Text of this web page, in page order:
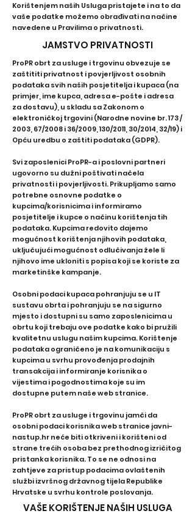
Korištenjem naših Usluga pristajete i na to da
vaše podatke možemo obrađivati ​​na načine
navedene u Pravilima o privatnosti.
JAMSTVO PRIVATNOSTI
ProPR obrt za usluge i trgovinu obvezuje se
zaštititi privatnost i povjerljivost osobnih
podataka svih naših posjetitelja i kupaca (na
primjer, ime kupca, adresa e-pošte i adresa
za dostavu), u skladu sa Zakonom o
elektroničkoj trgovini (Narodne novine br. 173 /
2003, 67/2008 i 36/2009, 130/2011, 30/2014, 32/19) i
Opću uredbu o zaštiti podataka (GDPR).
Svi zaposlenici ProPR-a i poslovni partneri
ugovorno su dužni poštivati ​​načela
privatnosti i povjerljivosti. Prikupljamo samo
potrebne osnovne podatke o
kupcima/korisnicima i informiramo
posjetitelje i kupce o načinu korištenja tih
podataka. Kupcima redovito dajemo
mogućnost korištenja njihovih podataka,
uključujući mogućnost odlučivanja žele li
njihovo ime ukloniti s popisa koji se koriste za
marketinške kampanje.
Osobni podaci kupaca pohranjuju se u IT
sustavu obrta i pohranjuju se na sigurno
mjesto i dostupni su samo zaposlenicima u
obrtu koji trebaju ove podatke kako bi pružili
kvalitetnu uslugu našim kupcima. Korištenje
podataka ograničeno je na komunikaciju s
kupcima u svrhu provođenja prodajnih
transakcija i informiranje korisnika o
vijestima i pogodnostima koje su im
dostupne putem naše web stranice.
ProPR obrt za usluge i trgovinu jamči da
osobni podaci korisnika web stranice javni-
nastup.hr neće biti otkriveni i korišteni od
strane trećih osoba bez prethodnog izričitog
pristanka korisnika. To se ne odnosi na
zahtjeve za pristup podacima ovlaštenih
službi izvršnog državnog tijela Republike
Hrvatske u svrhu kontrole poslovanja.
VAŠE KORIŠTENJE NAŠIH USLUGA